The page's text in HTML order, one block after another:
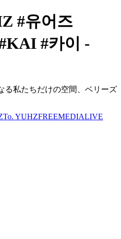
#유어즈
#카이 -
る私たちだけの空間、ベリーズ
To. YUHZFREEMEDIALIVE